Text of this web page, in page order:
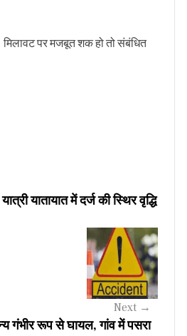
पर मजबूत शक हो तो संबंधित
यातायात में दर्ज की स्थिर वृद्धि
Next →
गंभीर रूप से घायल, गांव में पसरा